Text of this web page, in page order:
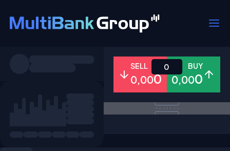
Forex Metales
SELL
0,000
BUY
0,000
0